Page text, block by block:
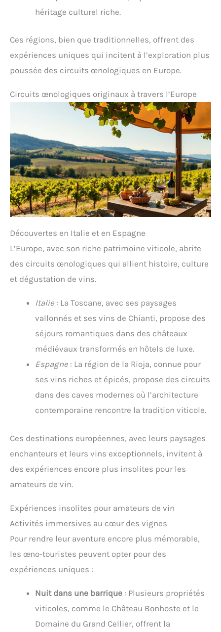
héritage culturel riche.
Ces régions, bien que traditionnelles, offrent des
expériences uniques qui incitent à l’exploration plus
poussée des circuits œnologiques en Europe.
Circuits œnologiques originaux à travers l’Europe
Découvertes en Italie et en Espagne
L’Europe, avec son riche patrimoine viticole, abrite
des circuits œnologiques qui allient histoire, culture
et dégustation de vins.
Italie : La Toscane, avec ses paysages
vallonnés et ses vins de Chianti, propose des
séjours romantiques dans des châteaux
médiévaux transformés en hôtels de luxe.
Espagne : La région de la Rioja, connue pour
ses vins riches et épicés, propose des circuits
dans des caves modernes où l’architecture
contemporaine rencontre la tradition viticole.
Ces destinations européennes, avec leurs paysages
enchanteurs et leurs vins exceptionnels, invitent à
des expériences encore plus insolites pour les
amateurs de vin.
Expériences insolites pour amateurs de vin
Activités immersives au cœur des vignes
Pour rendre leur aventure encore plus mémorable,
les œno-touristes peuvent opter pour des
expériences uniques :
Nuit dans une barrique : Plusieurs propriétés
viticoles, comme le Château Bonhoste et le
Domaine du Grand Cellier, offrent la